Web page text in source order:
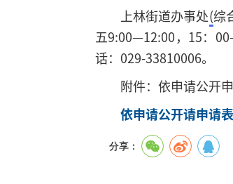
上林街道办事处(综
五9:00—12:00，15：
话：029-33810006。
附件：依申请公开
依申请公开请申请
分享：